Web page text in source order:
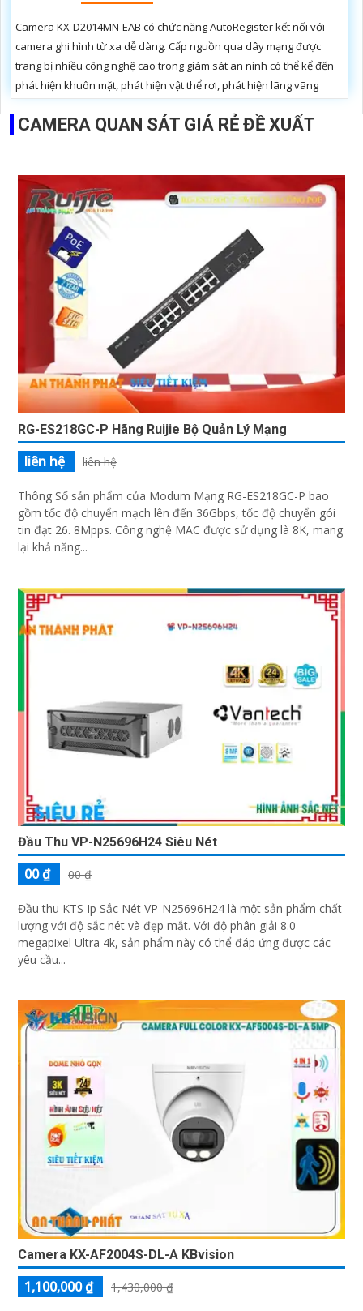
Camera KX-D2014MN-EAB có chức năng AutoRegister kết nối với
camera ghi hình từ xa dễ dàng. Cấp nguồn qua dây mạng được
trang bị nhiều công nghệ cao trong giám sát an ninh có thể kể đến
phát hiện khuôn mặt, phát hiện vật thể rơi, phát hiện lãng vãng
CAMERA QUAN SÁT GIÁ RẺ ĐỀ XUẤT
RG-ES218GC-P Hãng Ruijie Bộ Quản Lý Mạng
liên hệ liên hệ
Thông Số sản phẩm của Modum Mạng RG-ES218GC-P bao
gồm tốc độ chuyển mạch lên đến 36Gbps, tốc độ chuyển gói
tin đạt 26. 8Mpps. Công nghệ MAC được sử dụng là 8K, mang
lại khả năng...
Đầu Thu VP-N25696H24 Siêu Nét
00 ₫ 00 ₫
Đầu thu KTS Ip Sắc Nét VP-N25696H24 là một sản phẩm chất
lượng với độ sắc nét và đẹp mắt. Với độ phân giải 8.0
megapixel Ultra 4k, sản phẩm này có thể đáp ứng được các
yêu cầu...
Camera KX-AF2004S-DL-A KBvision
1,100,000 ₫ 1,430,000 ₫